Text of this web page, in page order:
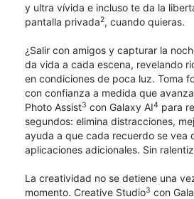
y ultra vívida e incluso te da la
pantalla privada2, cuando quieras.
¿Salir con amigos y capturar la
da vida a cada escena, revelando
en condiciones de poca luz. Toma
con confianza a medida que
Photo Assist3 con Galaxy AI4 para
segundos: elimina distracciones,
ayuda a que cada recuerdo se vea
aplicaciones adicionales. Sin
La creatividad no se detiene una
momento. Creative Studio3 con